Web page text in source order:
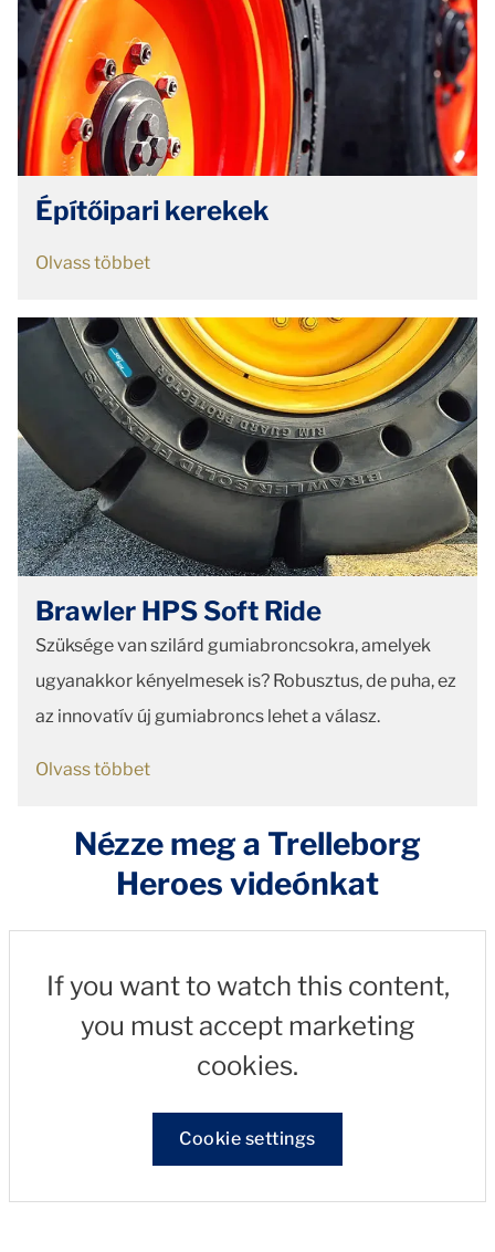
Építőipari kerekek
Olvass többet
Brawler HPS Soft Ride
Szüksége van szilárd gumiabroncsokra, amelyek
ugyanakkor kényelmesek is? Robusztus, de puha, ez
az innovatív új gumiabroncs lehet a válasz.
Olvass többet
Nézze meg a Trelleborg
Heroes videónkat
If you want to watch this content,
you must accept marketing
cookies.
Cookie settings